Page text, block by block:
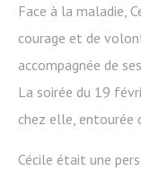
Face à la maladie,
courage et de
accompagnée de
La soirée du 19
chez elle, entourée
Cécile était une